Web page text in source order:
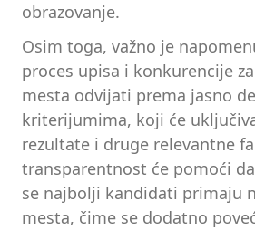
obrazovanje.
Osim toga, važno je
proces upisa i konkurencije
mesta odvijati prema jasno
kriterijumima, koji će
rezultate i druge relevantne
transparentnost će pomoći
se najbolji kandidati primaju
mesta, čime se dodatno